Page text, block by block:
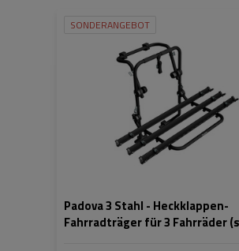
SONDERANGEBOT
Padova 3 Stahl - Heckklappen-
Fahrradträger für 3 Fahrräder
Nutzlast der Haltebügel:
45 kg